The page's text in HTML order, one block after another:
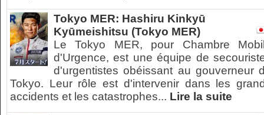
Tokyo MER: Hashiru Kinkyū
Kyūmeishitsu (Tokyo MER)
Le Tokyo MER, pour Chambre
d'Urgence, est une équipe de
d'urgentistes obéissant au gouverneur
Tokyo. Leur rôle est d'intervenir dans les
accidents et les catastrophes... Lire la suite